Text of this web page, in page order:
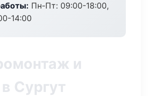
Пн-Пт: 09:00-18:00,
14:00
и
Сургут